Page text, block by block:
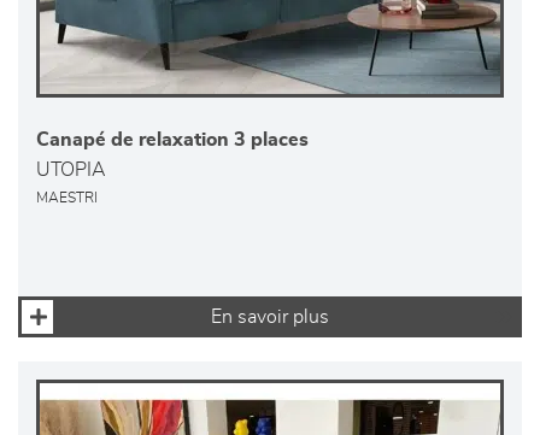
Canapé de relaxation 3 places
UTOPIA
MAESTRI
En savoir plus